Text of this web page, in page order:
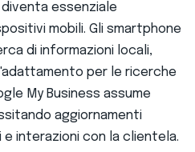
essenziale
mobili. Gli smartphone
di informazioni locali,
per le ricerche
My Business assume
aggiornamenti
interazioni con la clientela.